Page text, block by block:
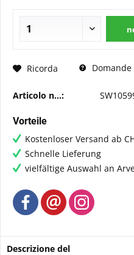
Ricorda
Articolo n...:
Vorteile
Kostenloser Versand ab
Schnelle Lieferung
vielfältige Auswahl an
Descrizione del